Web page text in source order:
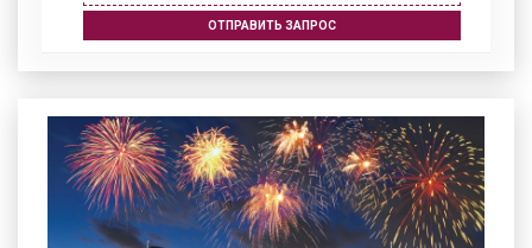
ОТПРАВИТЬ ЗАПРОС